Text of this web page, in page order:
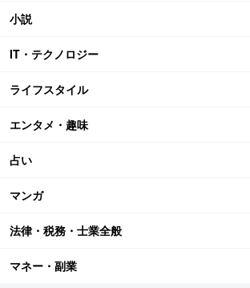
小説
IT・テクノロジー
ライフスタイル
エンタメ・趣味
占い
マンガ
法律・税務・士業全般
マネー・副業